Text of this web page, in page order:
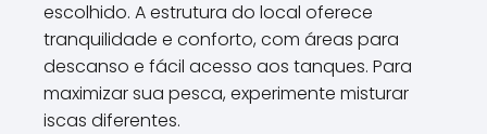
escolhido. A estrutura do local oferece
tranquilidade e conforto, com áreas para
descanso e fácil acesso aos tanques. Para
maximizar sua pesca, experimente misturar
iscas diferentes.